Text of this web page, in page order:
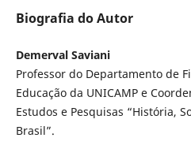
Biografia do Autor
Demerval Saviani
Professor do Departamento de
Educação da UNICAMP e
Estudos e Pesquisas “História,
Brasil”.